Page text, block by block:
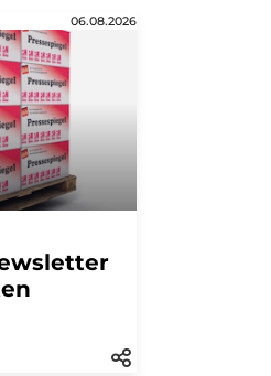
06.08.2026